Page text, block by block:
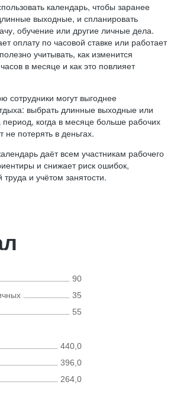
календарь, чтобы заранее
выходные, и спланировать
обучение или другие личные дела.
оплату по часовой ставке или работает
учитывать, как изменится
в месяце и как это повлияет
сотрудники могут выгоднее
выбрать длинные выходные или
период, когда в месяце больше рабочих
потерять в деньгах.
даёт всем участникам рабочего
и снижает риск ошибок,
и учётом занятости.
90
35
55
440,0
396,0
264,0